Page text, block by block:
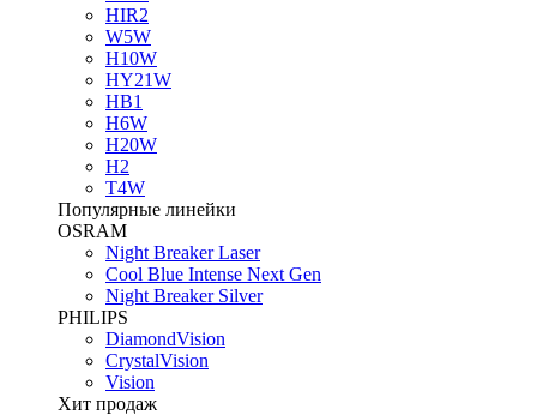
HIR2
W5W
H10W
HY21W
HB1
H6W
H20W
H2
T4W
Популярные линейки
OSRAM
Night Breaker Laser
Cool Blue Intense Next Gen
Night Breaker Silver
PHILIPS
DiamondVision
CrystalVision
Vision
Хит продаж